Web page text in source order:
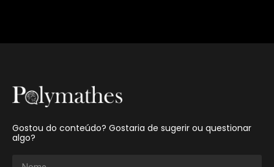
Gostou do conteúdo? Gostaria de sugerir ou questionar
algo?